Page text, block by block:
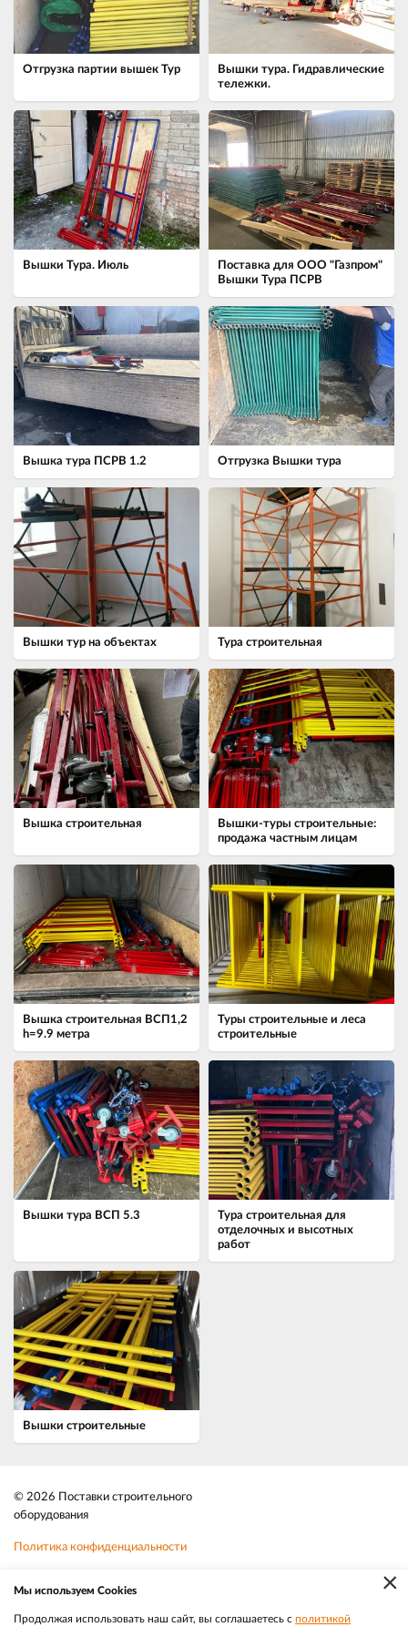
Отгрузка партии вышек Тур
Вышки тура. Гидравлические
тележки.
Вышки Тура. Июль
Поставка для ООО "Газпром"
Вышки Тура ПСРВ
Вышка тура ПСРВ 1.2 Отгрузка Вышки тура
Вышки тур на объектах Тура строительная
Вышка строительная
Вышки-туры строительные:
продажа частным лицам
Вышка строительная ВСП1,2
h=9.9 метра
Туры строительные и леса
строительные
Вышки тура ВСП 5.3
Тура строительная для
отделочных и высотных
работ
Вышки строительные
© 2026 Поставки строительного
оборудования
Политика конфиденциальности
Телефон:8-800-350-3032
×
Мы используем Cookies
Продолжая использовать наш сайт, вы соглашаетесь с политикой